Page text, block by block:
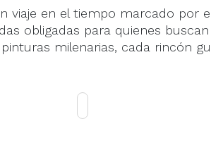
viaje en el tiempo marcado por
obligadas para quienes
milenarias, cada rincón